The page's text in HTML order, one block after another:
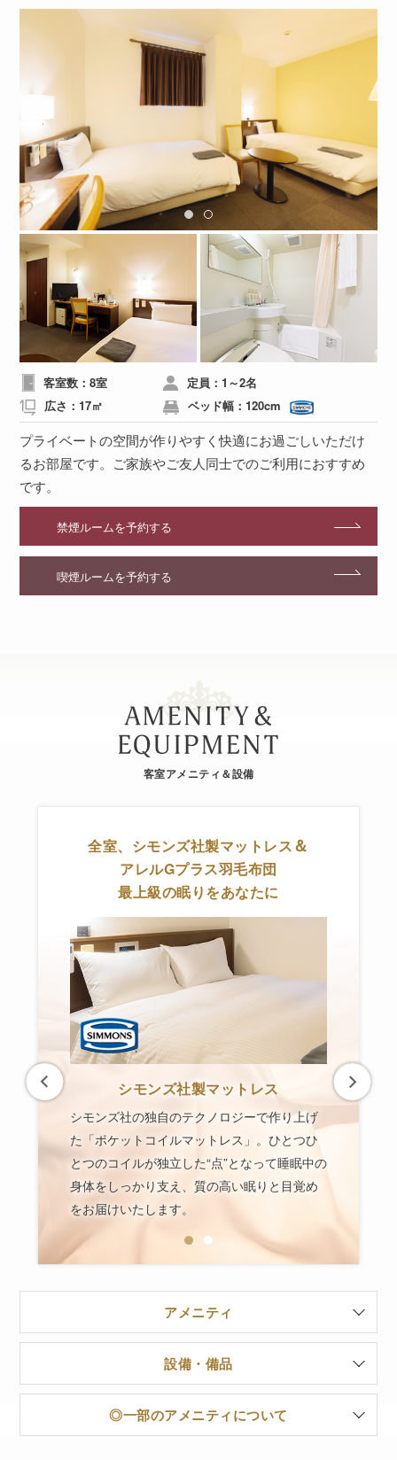
客室数：8室
定員：1～2名
広さ：17㎡
ベッド幅：120cm
プライベートの空間が作りやすく快適にお過ごしいただけ
るお部屋です。 ご家族やご友人同士でのご利用におすすめ
です。
禁煙ルームを予約する
喫煙ルームを予約する
客室アメニティ＆設備
全室、シモンズ社製マットレス＆
アレルGプラス羽毛布団
最上級の眠りをあなたに
「アレルGプラス」羽毛布団
ハウスダスト・ダニ・花粉などのアレル物質
を低減する効果と、デオドラント効果、抗菌
作用のあるアレルGプラスを蒸着した羽毛布
団。天然ミネラルから抽出した無害・安全成
分を使用しています。
アメニティ
設備・備品
◎一部のアメニティについて